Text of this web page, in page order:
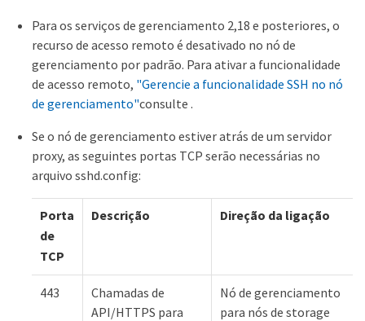
Para os serviços de gerenciamento 2,18 e posteriores, o
recurso de acesso remoto é desativado no nó de
gerenciamento por padrão. Para ativar a funcionalidade
de acesso remoto, "Gerencie a funcionalidade SSH no nó
de gerenciamento"consulte .
Se o nó de gerenciamento estiver atrás de um servidor
proxy, as seguintes portas TCP serão necessárias no
arquivo sshd.config:
Porta
de
TCP
Descrição Direção da ligação
443
Chamadas de
API/HTTPS para
Nó de gerenciamento
para nós de storage